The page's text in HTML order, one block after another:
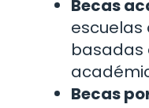
Becas
escuelas
basadas
Becas